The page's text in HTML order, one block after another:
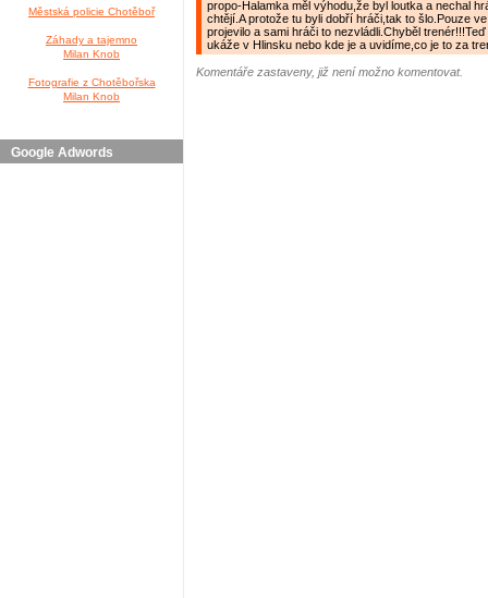
Městská policie Chotěboř
Záhady a tajemno
Milan Knob
Fotografie z Chotěbořska
Milan Knob
Google Adwords
propo-Halamka měl výhodu,že byl loutka a nechal
chtějí.A protože tu byli dobří hráči,tak to šlo.Pouze
projevilo a sami hráči to nezvládli.Chyběl
ukáže v Hlinsku nebo kde je a uvidíme,co je to za
Komentáře zastaveny, již není možno komentovat.